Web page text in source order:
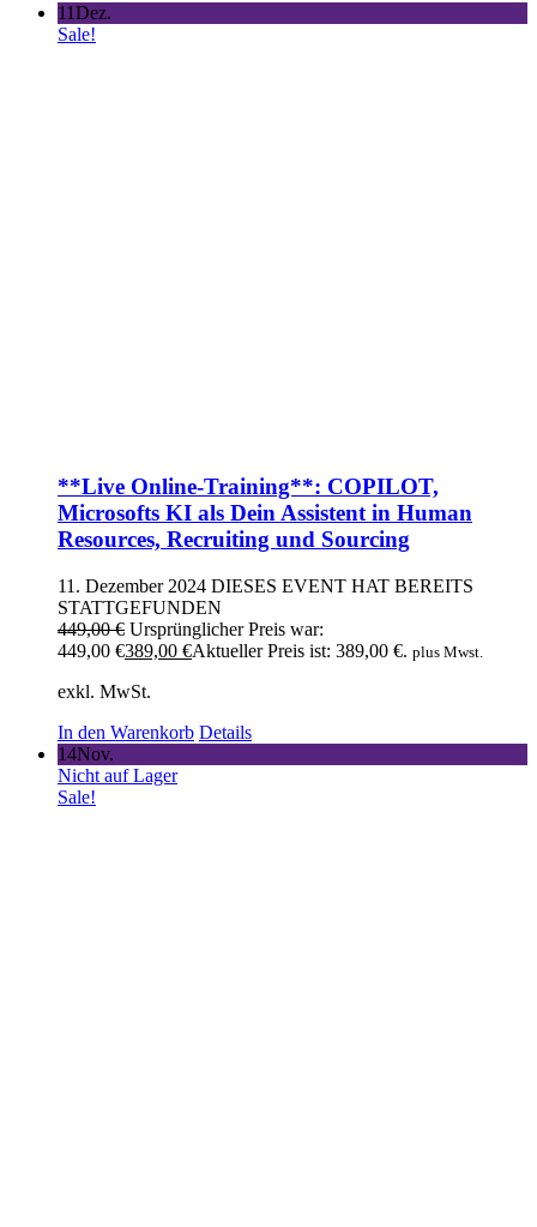
11Dez.
Sale!
**Live Online-Training**: COPILOT,
Microsofts KI als Dein Assistent in Human
Resources, Recruiting und Sourcing
11. Dezember 2024 DIESES EVENT HAT BEREITS
STATTGEFUNDEN
449,00€ Ursprünglicher Preis war:
449,00 €389,00 €Aktueller Preis ist: 389,00 €. plus Mwst.
exkl. MwSt.
In den Warenkorb Details
14Nov.
Nicht auf Lager
Sale!